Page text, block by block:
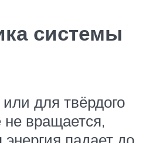
системы
для твёрдого
не вращается,